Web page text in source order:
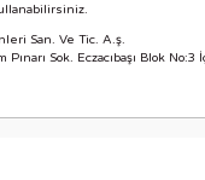
San. Ve Tic. A.ş.
Sok. Eczacıbaşı Blok No:3